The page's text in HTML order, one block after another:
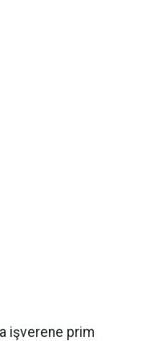
işverene prim